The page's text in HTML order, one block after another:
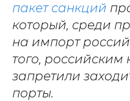
пакет санкций
который, среди
на импорт
того, российским
запретили
порты.